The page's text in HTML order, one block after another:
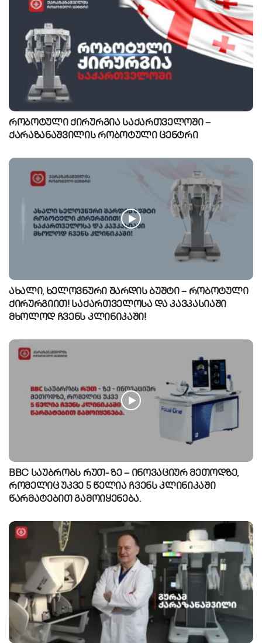
რობოტული ქირურგია საქართველოში –
ქარაზანაშვილის რობოტული ცენტრი
ახალი, ხელოვნური შარდის ბუშტი – რობოტული
ქირურგიით! საქართველოსა და კავკასიაში
მხოლოდ ჩვენს კლინიკაში!
BBC საუბრობს რუთ- ზე – ინოვაციურ მეთოდზე,
რომელიც უკვე 5 წელია ჩვენს კლინიკაში
წარმატებით გამოიყენება.